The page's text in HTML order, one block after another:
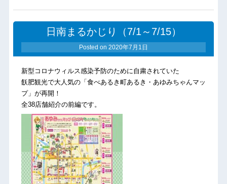
日南まるかじり（7/1～7/15）
Posted on 2020年7月1日
新型コロナウィルス感染予防のために自粛されていた
飫肥観光で大人気の「食べあるき町あるき・あゆみちゃんマッ
プ」が再開！
全38店舗紹介の前編です。